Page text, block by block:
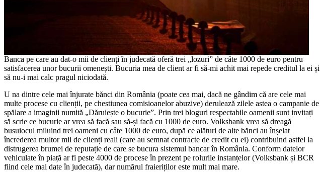
Banca pe care au dat-o mii de clienți în judecată oferă trei „lozuri” de câte 1000 de euro pentru
satisfacerea unor bucurii omenești. Bucuria mea de client ar fi să-mi achit mai repede creditul la ei și
să nu-i mai calc pragul niciodată.
U na dintre cele mai înjurate bănci din România (poate cea mai, dacă ne gândim că are cele mai
multe procese cu clienții, pe chestiunea comisioanelor abuzive) derulează zilele astea o campanie de
spălare a imaginii numită „Dăruiește o bucurie”. Prin trei bloguri respectabile oamenii sunt invitați
să scrie ce bucurie ar vrea să facă sau să-și facă cu 1000 de euro. Volksbank vrea să dreagă
busuiocul miluind trei oameni cu câte 1000 de euro, după ce alături de alte bănci au înșelat
încrederea multor mii de clienți reali (care au semnat contracte de credit cu ei) contribuind astfel la
distrugerea brumei de reputație de care se bucura sistemul bancar în România. Conform datelor
vehiculate în piață ar fi peste 4000 de procese în prezent pe rolurile instanțelor (Volksbank și BCR
fiind cele mai date în judecată), dar numărul fraieriților este mult mai mare.